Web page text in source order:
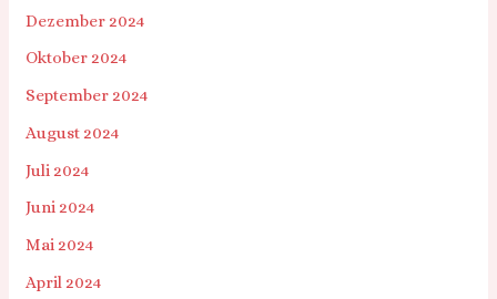
Dezember 2024
Oktober 2024
September 2024
August 2024
Juli 2024
Juni 2024
Mai 2024
April 2024